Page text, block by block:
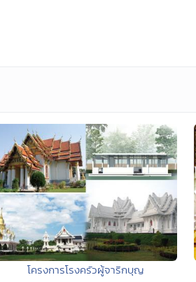
โครงการโรงครัวผู้จาริกบุญ